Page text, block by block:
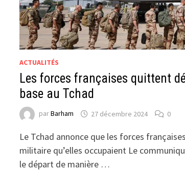
ACTUALITÉS
Les forces françaises quittent
base au Tchad
parBarham 27 décembre 2024 0
Le Tchad annonce que les forces
militaire qu’elles occupaient Le
le départ de manière …